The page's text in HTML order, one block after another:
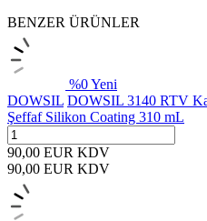
BENZER ÜRÜNLER
%0Yeni
DOWSIL DOWSIL 3140 RTV
Şeffaf Silikon Coating 310 mL
90,00 EUR KDV
90,00 EUR KDV